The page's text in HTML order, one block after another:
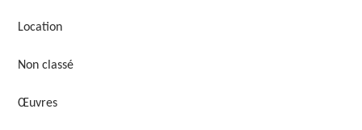
Location
Non classé
Œuvres